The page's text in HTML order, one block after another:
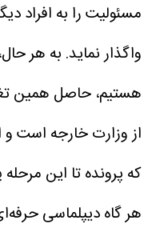
مسئولیت را به افراد
واگذار نماید. به هر
هستیم، حاصل همین
از وزارت خارجه است
که پرونده تا این
هر گاه دیپلماسی